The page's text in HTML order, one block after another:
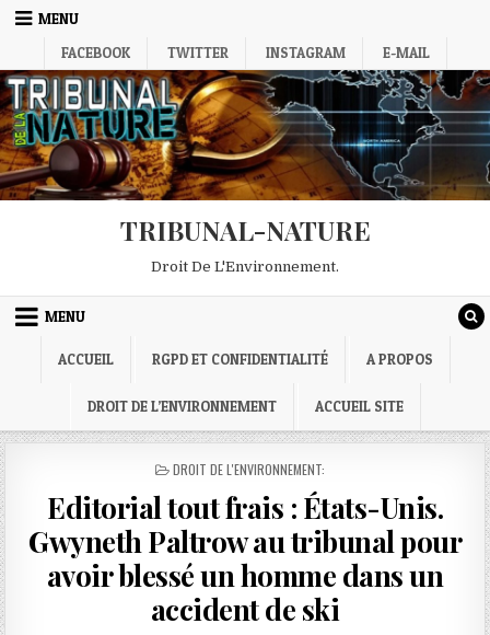
Skip
MENU
FACEBOOK
TWITTER INSTAGRAM E-MAIL
TRIBUNAL-NATURE
Droit De L'Environnement.
MENU
ACCUEIL RGPD ET CONFIDENTIALITÉ A PROPOS
DROIT DE L’ENVIRONNEMENT ACCUEIL SITE
POSTED
DROIT DE L'ENVIRONNEMENT:
Editorial tout frais : États-Unis.
Gwyneth Paltrow au tribunal pour
avoir blessé un homme dans un
accident de ski